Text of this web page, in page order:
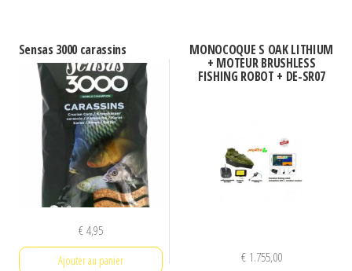
Sensas 3000 carassins
€4,95
Ajouter au panier
MONOCOQUE S OAK LITHIUM
+ MOTEUR BRUSHLESS
FISHING ROBOT + DE-SR07
€1.755,00